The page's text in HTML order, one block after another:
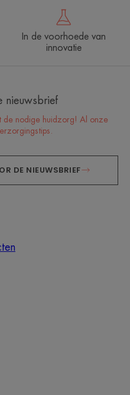
In de voorhoede van
innovatie
nieuwsbrief
de nodige huidzorg! Al onze
DE NIEUWSBRIEF